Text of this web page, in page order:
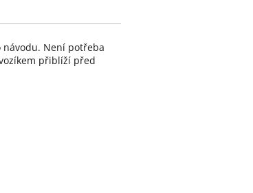
Není potřeba
přiblíží před